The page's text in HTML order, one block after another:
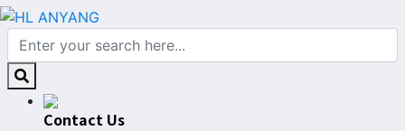
Contact Us